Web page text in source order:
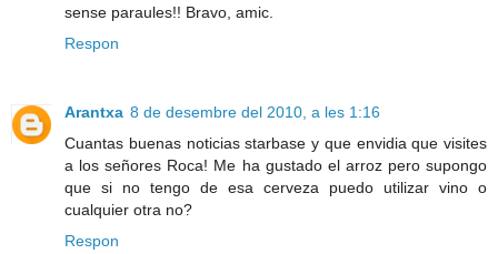
sense paraules!! Bravo, amic.
Respon
Arantxa 8 de desembre del 2010, a les 1:16
Cuantas buenas noticias starbase y que envidia que visites
a los señores Roca! Me ha gustado el arroz pero supongo
que si no tengo de esa cerveza puedo utilizar vino o
cualquier otra no?
Respon